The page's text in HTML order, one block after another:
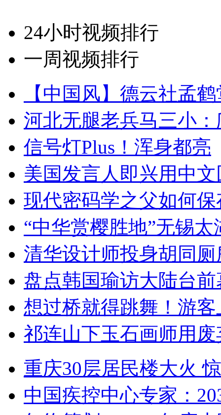
24小时视频排行
一周视频排行
【中国风】德云社孟
河北无腿老兵马三小
信号灯Plus！浑身都亮
美国发言人即兴用中
现代密码学之父如何
“中华赏樱胜地”无锡
清华设计师投身胡同
盘点韩国瑜访大陆台
想过桥就得跳舞！游客
祁连山下玉石画师用
重庆30层居民楼大火
中国疾控中心专家：